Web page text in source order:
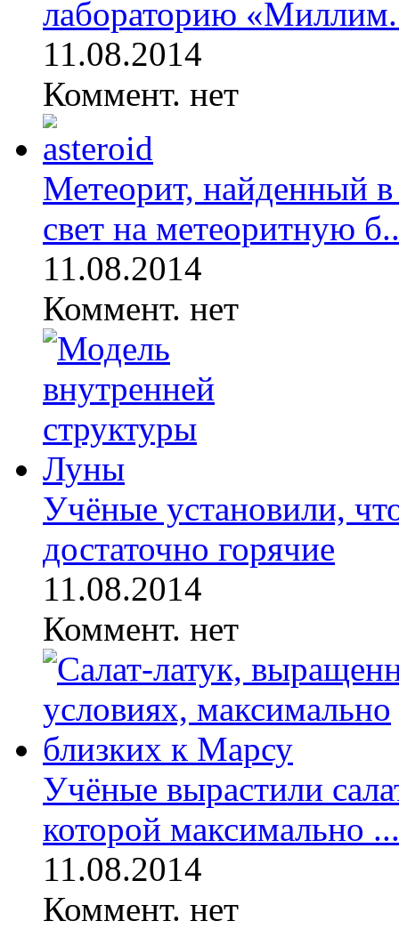
лабораторию
11.08.2014
Коммент. нет
Метеорит, найденный
свет на метеоритную
11.08.2014
Коммент. нет
Учёные установили,
достаточно горячие
11.08.2014
Коммент. нет
Учёные вырастили
которой максимально ...
11.08.2014
Коммент. нет